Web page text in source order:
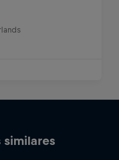
similares